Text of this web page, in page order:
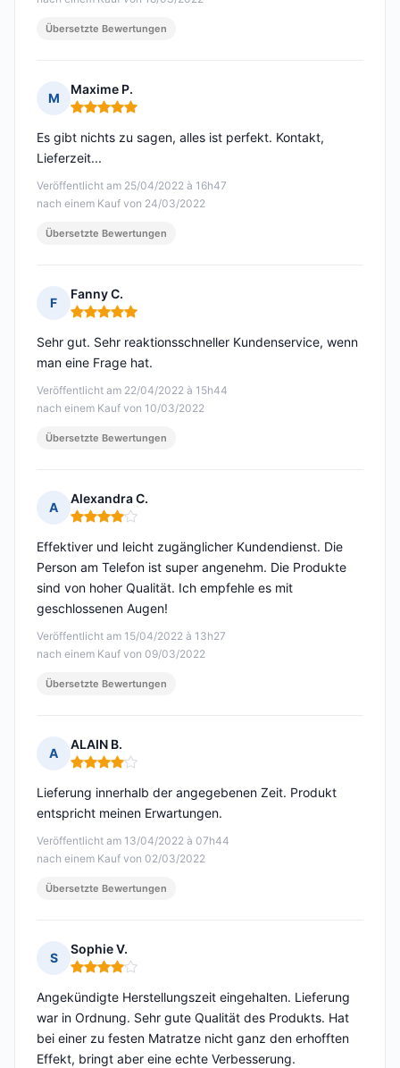
Übersetzte Bewertungen
M
Maxime P.
Hinweis: 5 von 5
Veröffentlicht am 25/04/2022 à 16h47
nach einem Kauf von 24/03/2022
Es gibt nichts zu sagen, alles ist perfekt. Kontakt,
Lieferzeit...
Übersetzte Bewertungen
F
Fanny C.
Hinweis: 5 von 5
Veröffentlicht am 22/04/2022 à 15h44
nach einem Kauf von 10/03/2022
Sehr gut. Sehr reaktionsschneller Kundenservice, wenn
man eine Frage hat.
Übersetzte Bewertungen
A
Alexandra C.
Hinweis: 4 von 5
Veröffentlicht am 15/04/2022 à 13h27
nach einem Kauf von 09/03/2022
Effektiver und leicht zugänglicher Kundendienst. Die
Person am Telefon ist super angenehm. Die Produkte
sind von hoher Qualität. Ich empfehle es mit
geschlossenen Augen!
Übersetzte Bewertungen
A
ALAIN B.
Hinweis: 4 von 5
Veröffentlicht am 13/04/2022 à 07h44
nach einem Kauf von 02/03/2022
Lieferung innerhalb der angegebenen Zeit. Produkt
entspricht meinen Erwartungen.
Übersetzte Bewertungen
S
Sophie V.
Hinweis: 4 von 5
Angekündigte Herstellungszeit eingehalten. Lieferung
war in Ordnung. Sehr gute Qualität des Produkts. Hat
bei einer zu festen Matratze nicht ganz den erhofften
Effekt, bringt aber eine echte Verbesserung.